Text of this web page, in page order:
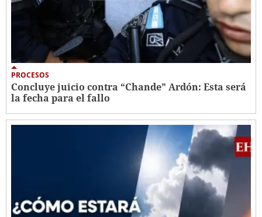
PROCESOS
Concluye juicio contra “Chande” Ardón: Esta será
la fecha para el fallo